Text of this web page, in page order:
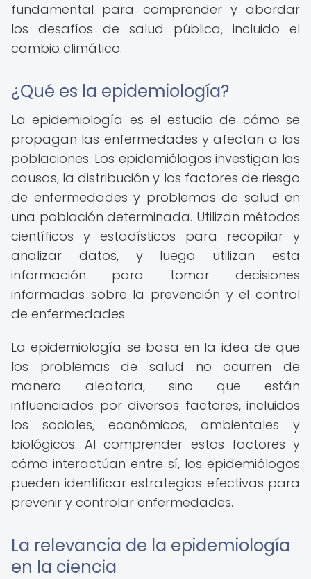
fundamental para comprender y abordar
los desafíos de salud pública, incluido el
cambio climático.
¿Qué es la epidemiología?
La epidemiología es el estudio de cómo se
propagan las enfermedades y afectan a las
poblaciones. Los epidemiólogos investigan las
causas, la distribución y los factores de riesgo
de enfermedades y problemas de salud en
una población determinada. Utilizan métodos
científicos y estadísticos para recopilar y
analizar datos, y luego utilizan esta
información para tomar decisiones
informadas sobre la prevención y el control
de enfermedades.
La epidemiología se basa en la idea de que
los problemas de salud no ocurren de
manera aleatoria, sino que están
influenciados por diversos factores, incluidos
los sociales, económicos, ambientales y
biológicos. Al comprender estos factores y
cómo interactúan entre sí, los epidemiólogos
pueden identificar estrategias efectivas para
prevenir y controlar enfermedades.
La relevancia de la epidemiología
en la ciencia